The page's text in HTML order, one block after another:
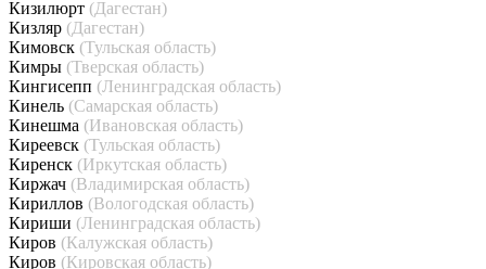
Кизилюрт (Дагестан)
Кизляр (Дагестан)
Кимовск (Тульская область)
Кимры (Тверская область)
Кингисепп (Ленинградская область)
Кинель (Самарская область)
Кинешма (Ивановская область)
Киреевск (Тульская область)
Киренск (Иркутская область)
Киржач (Владимирская область)
Кириллов (Вологодская область)
Кириши (Ленинградская область)
Киров (Калужская область)
Киров (Кировская область)